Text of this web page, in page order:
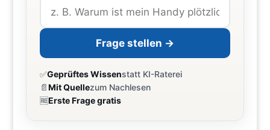
Frage stellen →
✅Geprüftes Wissenstatt KI-Raterei
📄Mit Quellezum Nachlesen
🆓Erste Frage gratis